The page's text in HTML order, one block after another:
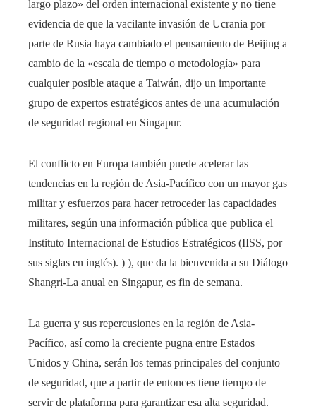
largo plazo» del orden internacional existente y no tiene
evidencia de que la vacilante invasión de Ucrania por
parte de Rusia haya cambiado el pensamiento de Beijing a
cambio de la «escala de tiempo o metodología» para
cualquier posible ataque a Taiwán, dijo un importante
grupo de expertos estratégicos antes de una acumulación
de seguridad regional en Singapur.
El conflicto en Europa también puede acelerar las
tendencias en la región de Asia-Pacífico con un mayor gas
militar y esfuerzos para hacer retroceder las capacidades
militares, según una información pública que publica el
Instituto Internacional de Estudios Estratégicos (IISS, por
sus siglas en inglés). ) ), que da la bienvenida a su Diálogo
Shangri-La anual en Singapur, es fin de semana.
La guerra y sus repercusiones en la región de Asia-
Pacífico, así como la creciente pugna entre Estados
Unidos y China, serán los temas principales del conjunto
de seguridad, que a partir de entonces tiene tiempo de
servir de plataforma para garantizar esa alta seguridad.